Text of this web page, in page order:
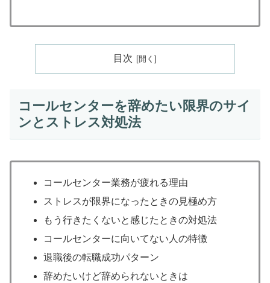
目次
コールセンターを辞めたい限界のサイ
ンとストレス対処法
コールセンター業務が疲れる理由
ストレスが限界になったときの見極め方
もう行きたくないと感じたときの対処法
コールセンターに向いてない人の特徴
退職後の転職成功パターン
辞めたいけど辞められないときは